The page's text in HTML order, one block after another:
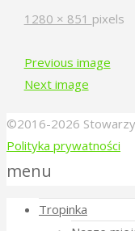
Full
1280 × 851 pixels
Previous image
Next image
©2016-2026
Polityka prywatności
Back
Top
menu
Tropinka